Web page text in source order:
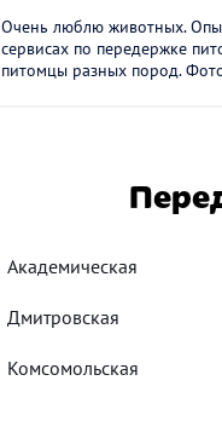
Очень люблю животных.
сервисах по передержке
питомцы разных пород.
Академическая
Дмитровская
Комсомольская